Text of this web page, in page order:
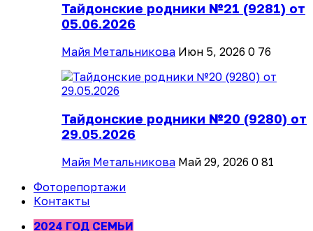
Тайдонские родники №21 (9281) от
05.06.2026
Майя Метальникова Июн 5, 2026 0 76
Тайдонские родники №20 (9280) от
29.05.2026
Майя Метальникова Май 29, 2026 0 81
Фоторепортажи
Контакты
2024 ГОД СЕМЬИ